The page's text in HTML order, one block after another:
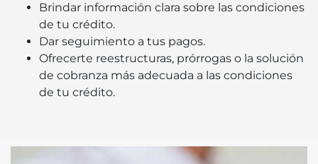
Brindar información clara sobre las condiciones
de tu crédito.
Dar seguimiento a tus pagos.
Ofrecerte reestructuras, prórrogas o la solución
de cobranza más adecuada a las condiciones
de tu crédito.